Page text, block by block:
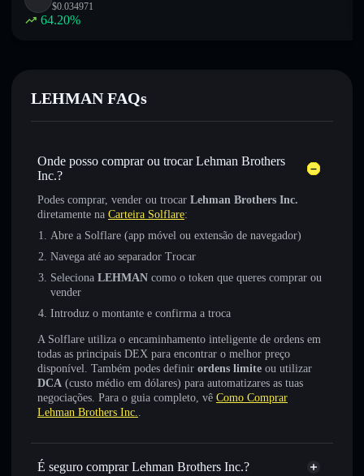
$0.034971
64.20%
LEHMAN FAQs
Onde posso comprar ou trocar Lehman Brothers
Inc.?
Podes comprar, vender ou trocar Lehman Brothers Inc.
diretamente na Carteira Solflare:
Abre a Solflare (app móvel ou extensão de navegador)
Navega até ao separador Trocar
Seleciona LEHMAN como o token que queres comprar ou
vender
Introduz o montante e confirma a troca
A Solflare utiliza o encaminhamento inteligente de ordens em
todas as principais DEX para encontrar o melhor preço
disponível. Também podes definir ordens limite ou utilizar
DCA (custo médio em dólares) para automatizares as tuas
negociações. Para o guia completo, vê Como Comprar
Lehman Brothers Inc..
É seguro comprar Lehman Brothers Inc.?